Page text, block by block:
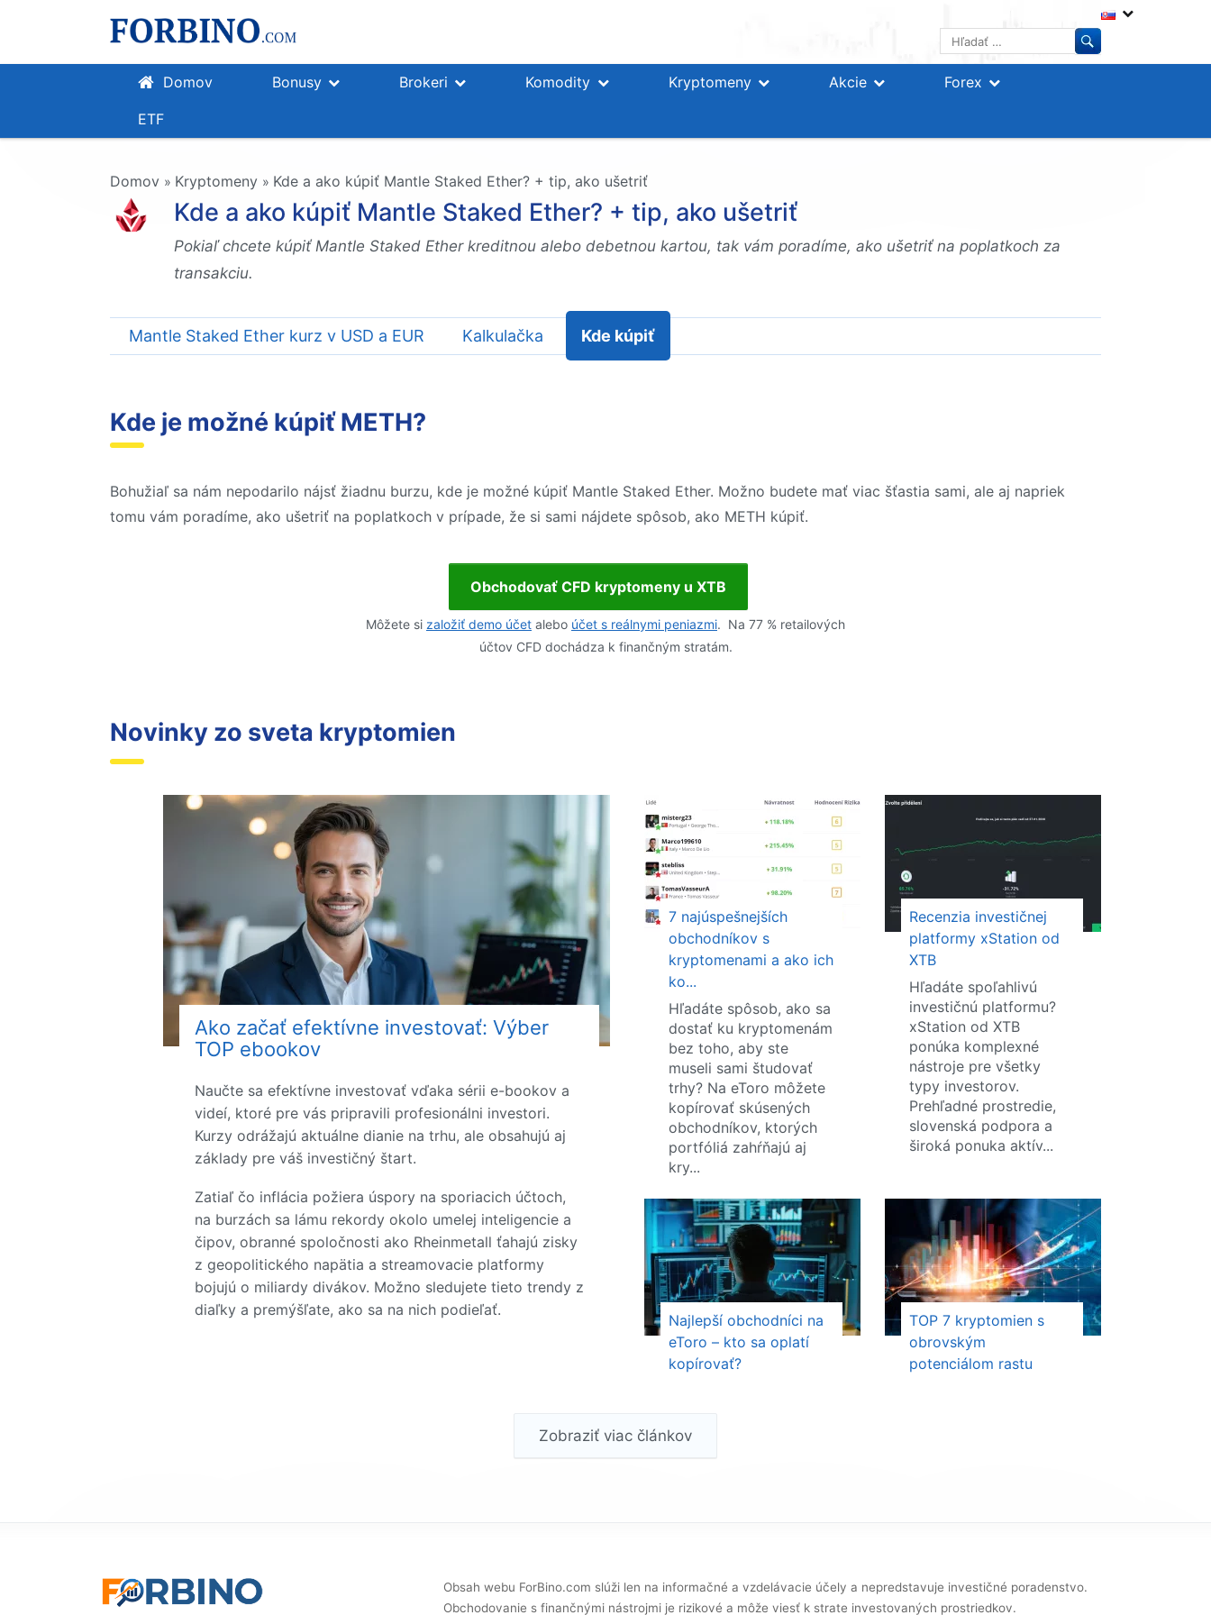
Hľadať:
Domov Bonusy Brokeri Komodity Kryptomeny Akcie Forex
ETF
Domov » Kryptomeny » Kde a ako kúpiť Mantle Staked Ether? + tip, ako ušetriť
Kde a ako kúpiť Mantle Staked Ether? + tip, ako ušetriť
Pokiaľ chcete kúpiť Mantle Staked Ether kreditnou alebo debetnou kartou, tak vám poradíme, ako ušetriť na poplatkoch za
transakciu.
Mantle Staked Ether kurz v USD a EUR Kalkulačka Kde kúpiť
Kde je možné kúpiť METH?
Bohužiaľ sa nám nepodarilo nájsť žiadnu burzu, kde je možné kúpiť Mantle Staked Ether. Možno budete mať viac šťastia sami, ale aj napriek
tomu vám poradíme, ako ušetriť na poplatkoch v prípade, že si sami nájdete spôsob, ako METH kúpiť.
Obchodovať CFD kryptomeny u XTB
Môžete si založiť demo účet alebo účet s reálnymi peniazmi. Na 77 % retailových
účtov CFD dochádza k finančným stratám.
Novinky zo sveta kryptomien
Ako začať efektívne investovať: Výber
TOP ebookov
Naučte sa efektívne investovať vďaka sérii e-bookov a
videí, ktoré pre vás pripravili profesionálni investori.
Kurzy odrážajú aktuálne dianie na trhu, ale obsahujú aj
základy pre váš investičný štart.
Zatiaľ čo inflácia požiera úspory na sporiacich účtoch,
na burzách sa lámu rekordy okolo umelej inteligencie a
čipov, obranné spoločnosti ako Rheinmetall ťahajú zisky
z geopolitického napätia a streamovacie platformy
bojujú o miliardy divákov. Možno sledujete tieto trendy z
diaľky a premýšľate, ako sa na nich podieľať.
7 najúspešnejších
obchodníkov s
kryptomenami a ako ich
ko...
Hľadáte spôsob, ako sa
dostať ku kryptomenám
bez toho, aby ste
museli sami študovať
trhy? Na eToro môžete
kopírovať skúsených
obchodníkov, ktorých
portfóliá zahŕňajú aj
kry...
Recenzia investičnej
platformy xStation od
XTB
Hľadáte spoľahlivú
investičnú platformu?
xStation od XTB
ponúka komplexné
nástroje pre všetky
typy investorov.
Prehľadné prostredie,
slovenská podpora a
široká ponuka aktív...
Najlepší obchodníci na
eToro – kto sa oplatí
kopírovať?
TOP 7 kryptomien s
obrovským
potenciálom rastu
Zobraziť viac článkov
Obsah webu ForBino.com slúži len na informačné a vzdelávacie účely a nepredstavuje investičné poradenstvo.
Obchodovanie s finančnými nástrojmi je rizikové a môže viesť k strate investovaných prostriedkov.